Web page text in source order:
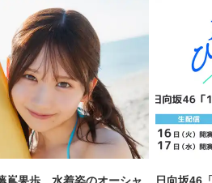
嶌果歩、水着姿のオーシャ
日向坂46